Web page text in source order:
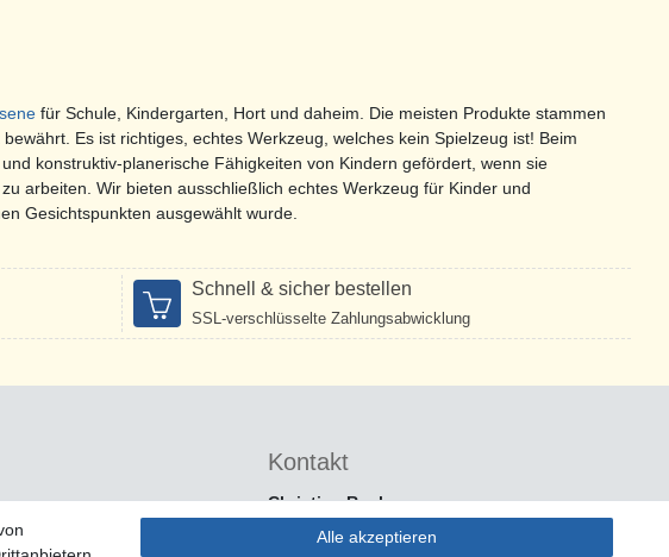
für Schule, Kindergarten, Hort und daheim. Die meisten Produkte stammen
Es ist richtiges, echtes Werkzeug, welches kein Spielzeug ist! Beim
konstruktiv-planerische Fähigkeiten von Kindern gefördert, wenn sie
arbeiten. Wir bieten ausschließlich echtes Werkzeug für Kinder und
Gesichtspunkten ausgewählt wurde.
Schnell & sicher bestellen
SSL-verschlüsselte Zahlungsabwicklung
Kontakt
Christian Repky
SOL-EXPERT group
Mehlisstraße 19
Alle akzeptieren